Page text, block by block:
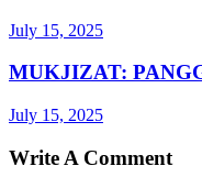
July 15, 2025
MUKJIZAT:
July 15, 2025
Write A Comment